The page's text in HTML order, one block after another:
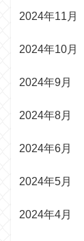
2024年11月
2024年10月
2024年9月
2024年8月
2024年6月
2024年5月
2024年4月